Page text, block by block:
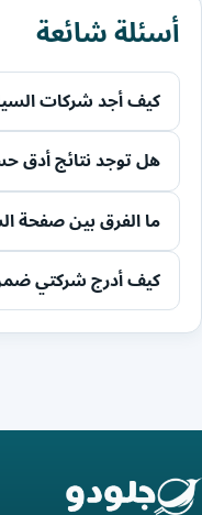
أسئلة شائعة
كيف أجد شركات
هل توجد نتائج أدق
ما الفرق بين صفحة
كيف أدرج شركتي